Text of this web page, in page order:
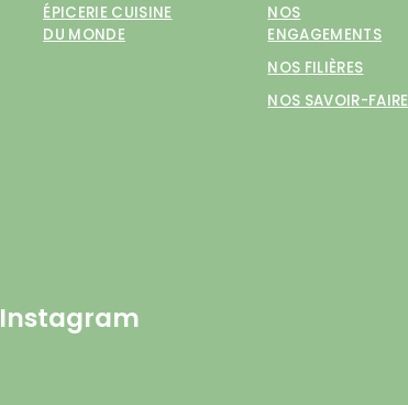
ÉPICERIE CUISINE
DU MONDE
NOS
ENGAGEMENTS
NOS FILIÈRES
NOS SAVOIR-FAIRE
Instagram